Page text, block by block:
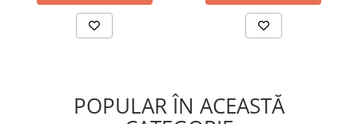
POPULAR ÎN ACEASTĂ